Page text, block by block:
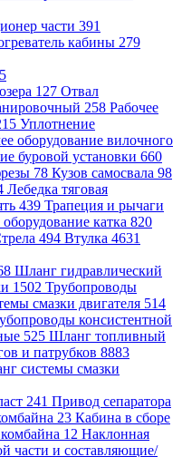
части 391
кабины 279
127 Отвал
258 Рабочее
Уплотнение
оборудование вилочного
буровой установки 660
78 Кузов самосвала 98
Лебедка тяговая
439 Трапеция и рычаги
оборудование катка 820
494 Втулка 4631
Шланг гидравлический
1502 Трубопроводы
смазки двигателя 514
консистентной
525 Шланг топливный
и патрубков 8883
системы смазки
241 Привод сепаратора
23 Кабина в сборе
12 Наклонная
части и составляющие/